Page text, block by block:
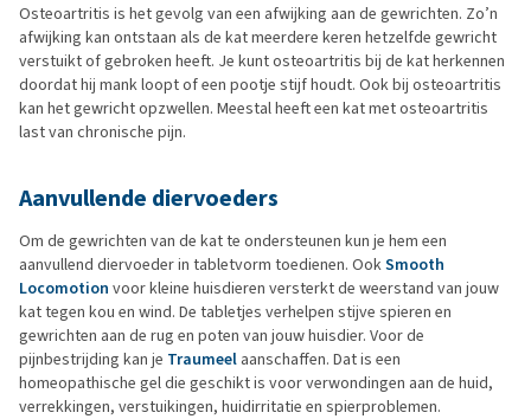
Osteoartritis is het gevolg van een afwijking aan de gewrichten. Zo’n
afwijking kan ontstaan als de kat meerdere keren hetzelfde gewricht
verstuikt of gebroken heeft. Je kunt osteoartritis bij de kat herkennen
doordat hij mank loopt of een pootje stijf houdt. Ook bij osteoartritis
kan het gewricht opzwellen. Meestal heeft een kat met osteoartritis
last van chronische pijn.
Aanvullende diervoeders
Om de gewrichten van de kat te ondersteunen kun je hem een
aanvullend diervoeder in tabletvorm toedienen. OokSmooth
Locomotion voor kleine huisdieren versterkt de weerstand van jouw
kat tegen kou en wind. De tabletjes verhelpen stijve spieren en
gewrichten aan de rug en poten van jouw huisdier. Voor de
pijnbestrijding kan je Traumeel aanschaffen. Dat is een
homeopathische gel die geschikt is voor verwondingen aan de huid,
verrekkingen, verstuikingen, huidirritatie en spierproblemen.